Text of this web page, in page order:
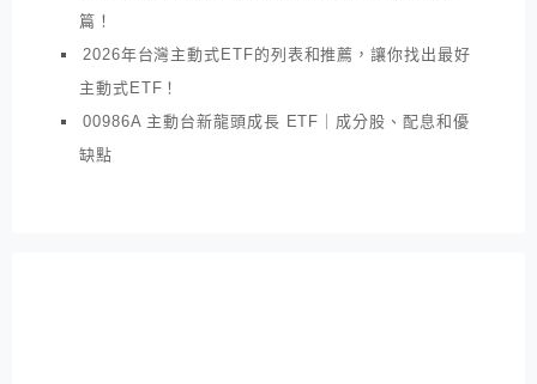
篇！
2026年台灣主動式ETF的列表和推薦，讓你找出最好
主動式ETF！
00986A 主動台新龍頭成長 ETF｜成分股、配息和優
缺點